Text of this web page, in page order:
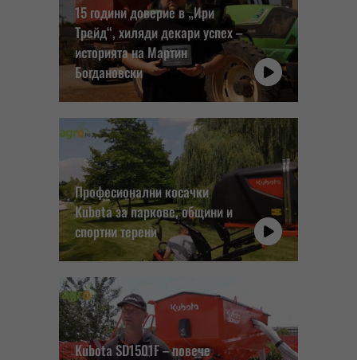
15 години доверие в „Ири
Трейд“, хиляди декари успех –
историята на Мартин
Богдановски
Професионални косачки
Kubota за паркове, общини и
спортни терени
Kubota SD1501F – повече